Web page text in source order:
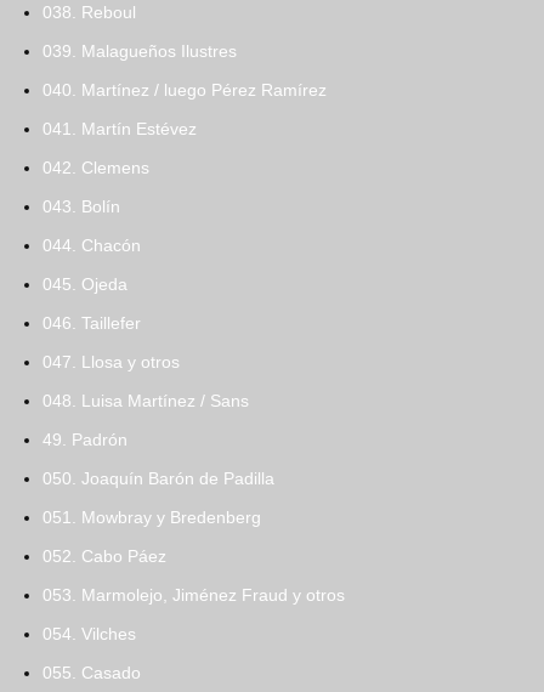
038. Reboul
039. Malagueños Ilustres
040. Martínez / luego Pérez Ramírez
041. Martín Estévez
042. Clemens
043. Bolín
044. Chacón
045. Ojeda
046. Taillefer
047. Llosa y otros
048. Luisa Martínez / Sans
49. Padrón
050. Joaquín Barón de Padilla
051. Mowbray y Bredenberg
052. Cabo Páez
053. Marmolejo, Jiménez Fraud y otros
054. Vilches
055. Casado